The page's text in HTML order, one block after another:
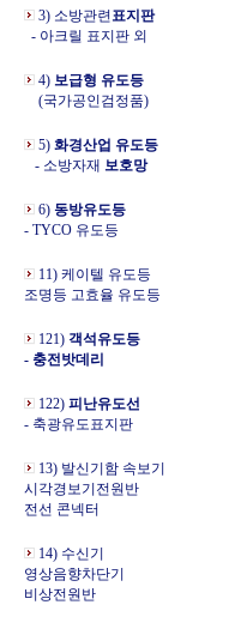
3) 소방관련 표지판
- 아크릴 표지판 외
4) 보급형 유도등
(국가공인검정품)
5) 화경산업 유도등
- 소방자재 보호망
6) 동방유도등
- TYCO 유도등
11) 케이텔 유도등
조명등 고효율 유도등
121) 객석유도등
- 충전밧데리
122) 피난유도선
- 축광유도표지판
13) 발신기함 속보기
시각경보기전원반
전선 콘넥터
14) 수신기
영상음향차단기
비상전원반